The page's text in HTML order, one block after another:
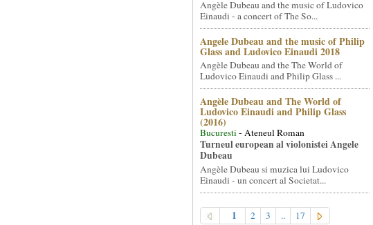
Angèle Dubeau and the music of Ludovico
Einaudi - a concert of The So...
Angele Dubeau and the music of Philip
Glass and Ludovico Einaudi 2018
Angèle Dubeau and the The World of
Ludovico Einaudi and Philip Glass ...
Angèle Dubeau and The World of
Ludovico Einaudi and Philip Glass
(2016)
Bucuresti- Ateneul Roman
Turneul european al violonistei Angele
Dubeau
Angèle Dubeau si muzica lui Ludovico
Einaudi - un concert al Societat...
1 2 3 .. 17